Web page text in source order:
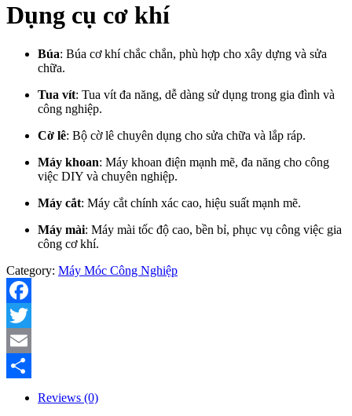
Dụng cụ cơ khí
Búa: Búa cơ khí chắc chắn, phù hợp cho xây dựng và sửa
chữa.
Tua vít: Tua vít đa năng, dễ dàng sử dụng trong gia đình và
công nghiệp.
Cờ lê: Bộ cờ lê chuyên dụng cho sửa chữa và lắp ráp.
Máy khoan: Máy khoan điện mạnh mẽ, đa năng cho công
việc DIY và chuyên nghiệp.
Máy cắt: Máy cắt chính xác cao, hiệu suất mạnh mẽ.
Máy mài: Máy mài tốc độ cao, bền bỉ, phục vụ công việc gia
công cơ khí.
Category: Máy Móc Công Nghiệp
Facebook
Twitter
Email
Reviews (0)